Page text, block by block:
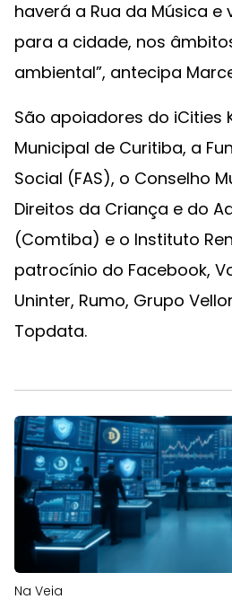
haverá a Rua da Música e
para a cidade, nos
ambiental”, antecipa
São apoiadores do iCities
Municipal de Curitiba, a
Social (FAS), o Conselho
Direitos da Criança e do
(Comtiba) e o Instituto
patrocínio do Facebook,
Uninter, Rumo, Grupo
Topdata.
Na Veia